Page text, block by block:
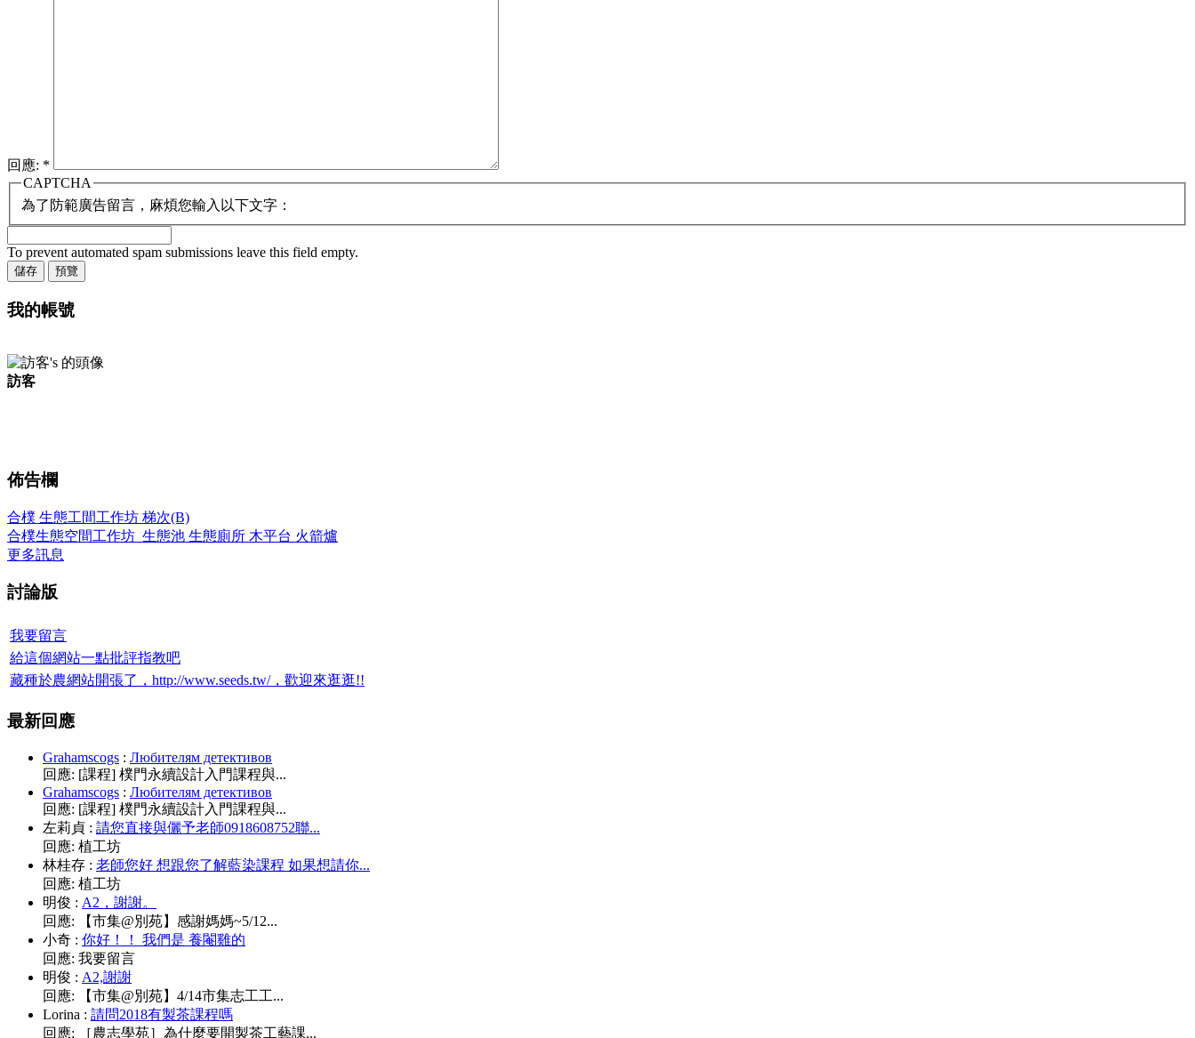
回應: *
CAPTCHA
為了防範廣告留言，麻煩您輸入以下文字：
To prevent automated spam submissions leave this field empty.
我的帳號
訪客
佈告欄
合樸 生態工間工作坊 梯次(B)
合樸生態空間工作坊_生態池 生態廁所 木平台 火箭爐
更多訊息
討論版
我要留言
給這個網站一點批評指教吧
藏種於農網站開張了，http://www.seeds.tw/，歡迎來逛逛!!
最新回應
Grahamscogs : Любителям детективов
回應: [課程] 樸門永續設計入門課程與...
Grahamscogs : Любителям детективов
回應: [課程] 樸門永續設計入門課程與...
左莉貞 : 請您直接與儷予老師0918608752聯...
回應: 植工坊
林桂存 : 老師您好 想跟您了解藍染課程 如果想請你...
回應: 植工坊
明俊 : A2，謝謝。
回應:
【市集@別苑】感謝媽媽~5/12...
小奇 : 你好！！ 我們是 養閹雞的
回應: 我要留言
明俊 : A2,謝謝
回應:
【市集@別苑】4/14市集志工工...
Lorina : 請問2018有製茶課程嗎
回應:
［農志學苑］為什麼要開製茶工藝課...